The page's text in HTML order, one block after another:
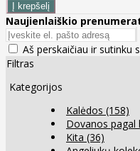
Naujienlaiškio
Aš perskaičiau ir sutinku
Filtras
Kategorijos
Kalėdos (158)
Dovanos
Kita (36)